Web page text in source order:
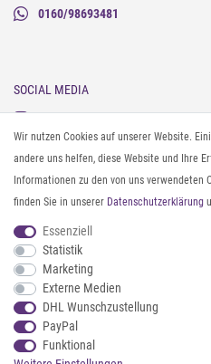
0160/98693481
SOCIAL MEDIA
Instagram
Facebook
Pinterest
Twitter
Youtube
Threads
ZAHLUNG & VERSAND
Wir nutzen Cookies auf unserer Website.
andere uns helfen, diese Website und Ihre
Informationen zu den von uns verwendeten
finden Sie in unserer Daten­schutz­erklärung
Essenziell
Statistik
Marketing
Externe Medien
DHL Wunschzustellung
PayPal
Funktional